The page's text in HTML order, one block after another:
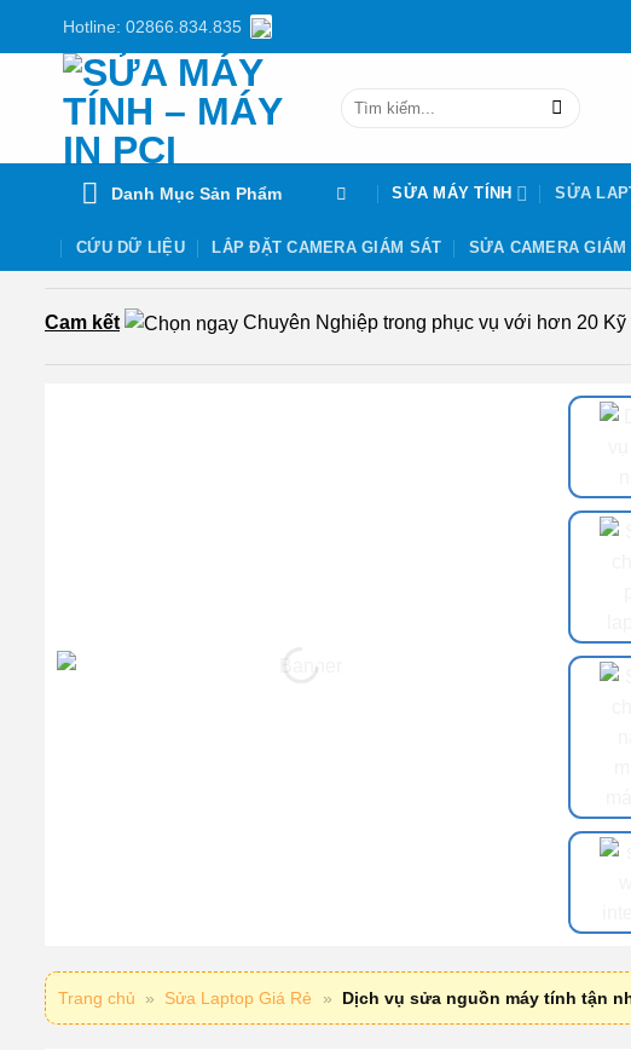
Hotline: 02866.834.835
Tìm
Danh Mục Sản Phẩm SỬA MÁY TÍNH SỬA
CỨU DỮ LIỆU LẮP ĐẶT CAMERA GIÁM SÁT SỬA CAMERA GIÁM
Cam kết Chuyên Nghiệp trong phục vụ với hơn 20
Trang chủ » Sửa Laptop Giá Rẻ » Dịch vụ sửa nguồn máy tính tận